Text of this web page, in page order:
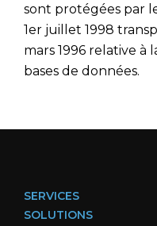
sont protégées par
1er juillet 1998
mars 1996 relative
bases de données.
SERVICES
SOLUTIONS